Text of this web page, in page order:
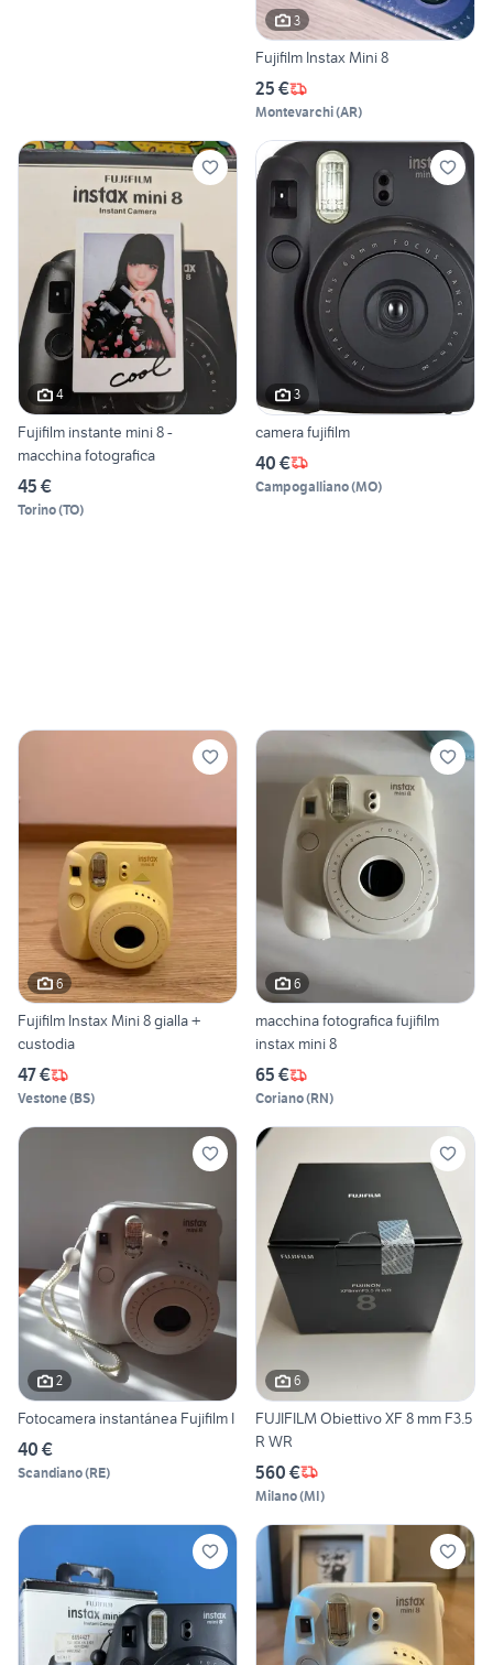
3
Fujifilm Instax Mini 8
25 €
Montevarchi(AR)
4
Fujifilm instante mini 8 -
macchina fotografica
45 €
Torino(TO)
3
camera fujifilm
40 €
Campogalliano(MO)
6
Fujifilm Instax Mini 8 gialla +
custodia
47 €
Vestone(BS)
6
macchina fotografica fujifilm
instax mini 8
65 €
Coriano(RN)
2
Fotocamera instantánea Fujifilm I
40 €
Scandiano(RE)
6
FUJIFILM Obiettivo XF 8 mm F3.5
R WR
560 €
Milano(MI)